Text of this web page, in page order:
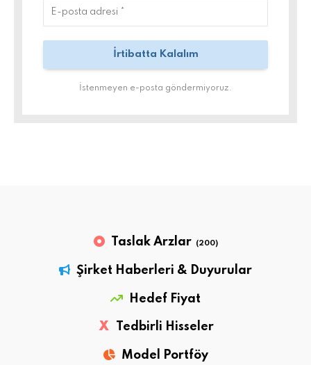
İstenmeyen e-posta göndermiyoruz.
Taslak Arzlar (200)
Şirket Haberleri & Duyurular
Hedef Fiyat
X Tedbirli Hisseler
Model Portföy